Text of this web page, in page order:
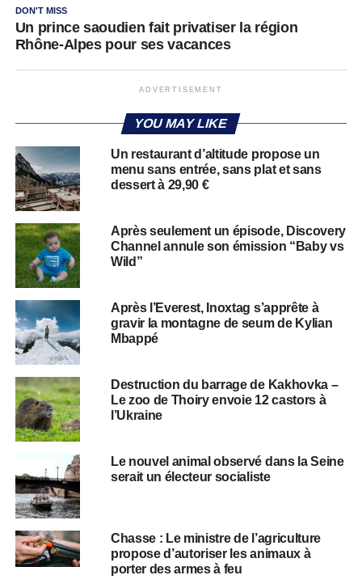
DON'T MISS
Un prince saoudien fait privatiser la région
Rhône-Alpes pour ses vacances
ADVERTISEMENT
YOU MAY LIKE
Un restaurant d’altitude propose un
menu sans entrée, sans plat et sans
dessert à 29,90 €
Après seulement un épisode, Discovery
Channel annule son émission “Baby vs
Wild”
Après l’Everest, Inoxtag s’apprête à
gravir la montagne de seum de Kylian
Mbappé
Destruction du barrage de Kakhovka –
Le zoo de Thoiry envoie 12 castors à
l’Ukraine
Le nouvel animal observé dans la Seine
serait un électeur socialiste
Chasse : Le ministre de l’agriculture
propose d’autoriser les animaux à
porter des armes à feu